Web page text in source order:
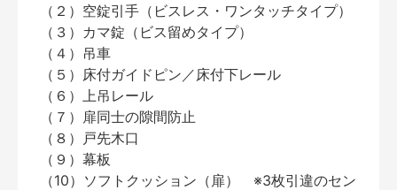
（２）空錠引手（ビスレス・ワンタッチタイプ）
（３）カマ錠（ビス留めタイプ）
（４）吊車
（５）床付ガイドピン／床付下レール
（６）上吊レール
（７）扉同士の隙間防止
（８）戸先木口
（９）幕板
（10）ソフトクッション（扉） ※3枚引違のセン